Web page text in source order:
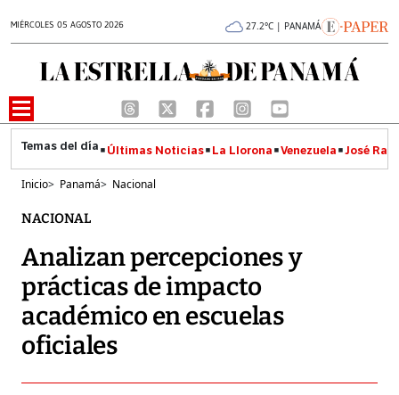
MIÉRCOLES 05 AGOSTO 2026 27.2°C | PANAMÁ
Últimas Noticias La Llorona Venezuela José
Inicio> Panamá> Nacional
NACIONAL
Analizan percepciones y
prácticas de impacto
académico en escuelas
oficiales